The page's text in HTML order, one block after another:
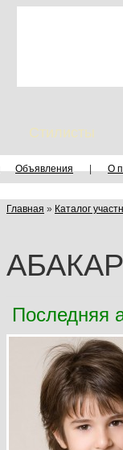
Стилисты
Объявления | О
Главная » Каталог
Последняя